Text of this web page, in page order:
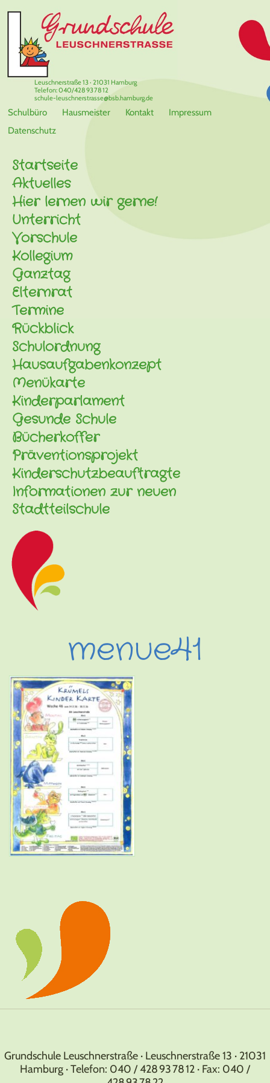
Schulbüro Hausmeister Kontakt
Impressum
Datenschutz
Leuschnerstraße 13 · 21031 Hamburg
Telefon: 040/428 93 78 12
schule-leuschnerstrasse@bsb.hamburg.de
Startseite
Aktuelles
Hier lernen wir gerne!
Unterricht
Vorschule
Kollegium
Ganztag
Elternrat
Termine
Rückblick
Schulordnung
Hausaufgabenkonzept
Menükarte
Kinderparlament
Gesunde Schule
Bücherkoffer
Präventionsprojekt
Kinderschutzbeauftragte
Informationen zur neuen
Stadtteilschule
menue41
Grundschule Leuschnerstraße · Leuschnerstraße 13 · 21031
Hamburg · Telefon: 040 / 428 93 78 12 · Fax: 040 /